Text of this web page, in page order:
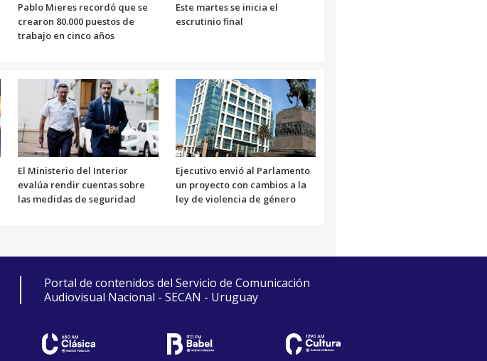
Pablo Mieres recordó que se
crearon 80.000 puestos de
trabajo en cinco años
Este martes se inicia el
escrutinio final
El Ministerio del Interior
evalúa rendir cuentas sobre
las medidas de seguridad
Ejecutivo envió al Parlamento
un proyecto con cambios a la
ley de violencia de género
Portal de contenidos del Servicio de Comunicación
Audiovisual Nacional - SECAN - Uruguay